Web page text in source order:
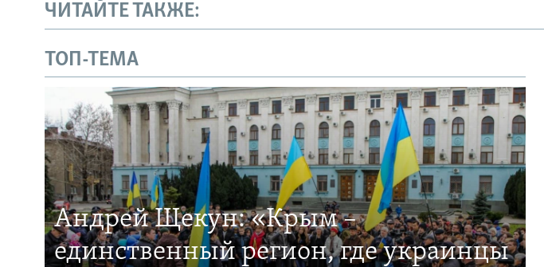
ЧИТАЙТЕ ТАКЖЕ:
ТОП-ТЕМА
Андрей Щекун: «Крым –
единственный регион, где украинцы